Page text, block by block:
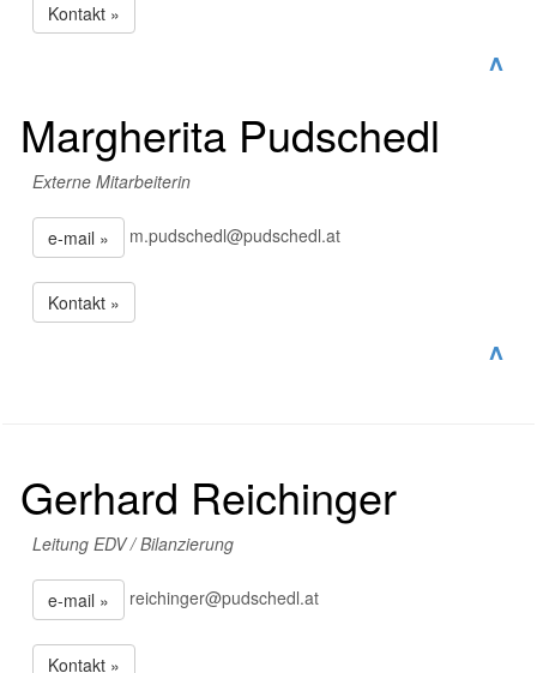
Kontakt »
^
Margherita Pudschedl
Externe Mitarbeiterin
e-mail » m.pudschedl@pudschedl.at
Kontakt »
^
Gerhard Reichinger
Leitung EDV / Bilanzierung
e-mail » reichinger@pudschedl.at
Kontakt »